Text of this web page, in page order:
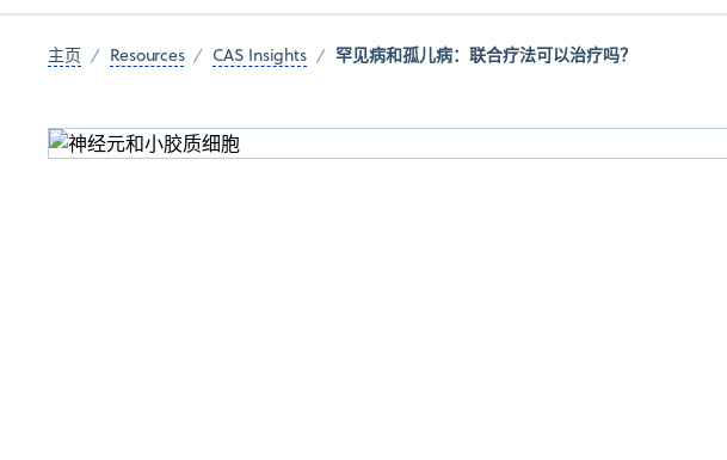
主页 Resources CAS Insights 罕见病和孤儿病：联合疗法可以治疗吗？